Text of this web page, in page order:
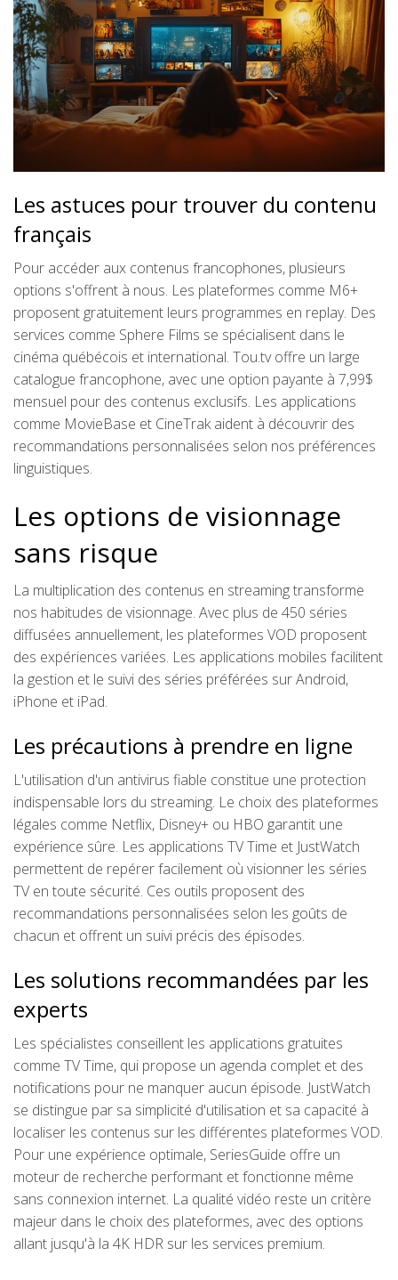
Les astuces pour trouver du contenu
français
Pour accéder aux contenus francophones, plusieurs
options s'offrent à nous. Les plateformes comme M6+
proposent gratuitement leurs programmes en replay. Des
services comme Sphere Films se spécialisent dans le
cinéma québécois et international. Tou.tv offre un large
catalogue francophone, avec une option payante à 7,99$
mensuel pour des contenus exclusifs. Les applications
comme MovieBase et CineTrak aident à découvrir des
recommandations personnalisées selon nos préférences
linguistiques.
Les options de visionnage
sans risque
La multiplication des contenus en streaming transforme
nos habitudes de visionnage. Avec plus de 450 séries
diffusées annuellement, les plateformes VOD proposent
des expériences variées. Les applications mobiles facilitent
la gestion et le suivi des séries préférées sur Android,
iPhone et iPad.
Les précautions à prendre en ligne
L'utilisation d'un antivirus fiable constitue une protection
indispensable lors du streaming. Le choix des plateformes
légales comme Netflix, Disney+ ou HBO garantit une
expérience sûre. Les applications TV Time et JustWatch
permettent de repérer facilement où visionner les séries
TV en toute sécurité. Ces outils proposent des
recommandations personnalisées selon les goûts de
chacun et offrent un suivi précis des épisodes.
Les solutions recommandées par les
experts
Les spécialistes conseillent les applications gratuites
comme TV Time, qui propose un agenda complet et des
notifications pour ne manquer aucun épisode. JustWatch
se distingue par sa simplicité d'utilisation et sa capacité à
localiser les contenus sur les différentes plateformes VOD.
Pour une expérience optimale, SeriesGuide offre un
moteur de recherche performant et fonctionne même
sans connexion internet. La qualité vidéo reste un critère
majeur dans le choix des plateformes, avec des options
allant jusqu'à la 4K HDR sur les services premium.